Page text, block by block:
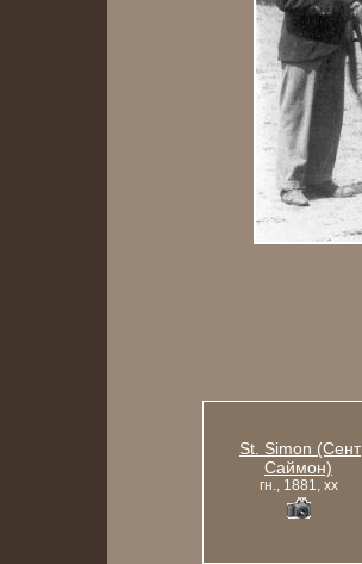
St. Simon (Сент
Саймон)
гн., 1881, xx